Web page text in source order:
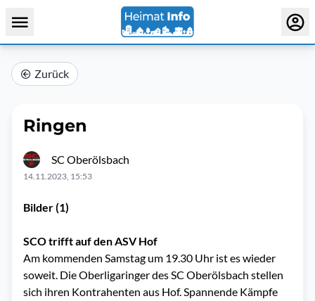
Zurück
Ringen
SC Oberölsbach
14.11.2023, 15:53
Bilder (1)
SCO trifft auf den ASV Hof
Am kommenden Samstag um 19.30 Uhr ist es wieder
soweit. Die Oberligaringer des SC Oberölsbach stellen
sich ihren Kontrahenten aus Hof. Spannende Kämpfe